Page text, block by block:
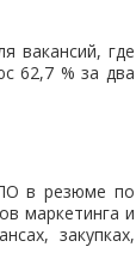
вакансий, где
62,7 % за два
в резюме по
маркетинга и
закупках,